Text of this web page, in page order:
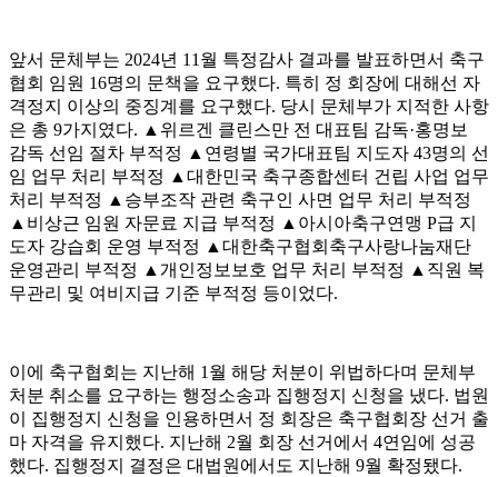
앞서 문체부는 2024년 11월 특정감사 결과를 발표하면서 축구
협회 임원 16명의 문책을 요구했다. 특히 정 회장에 대해선 자
격정지 이상의 중징계를 요구했다. 당시 문체부가 지적한 사항
은 총 9가지였다. ▲위르겐 클린스만 전 대표팀 감독·홍명보
감독 선임 절차 부적정 ▲연령별 국가대표팀 지도자 43명의 선
임 업무 처리 부적정 ▲대한민국 축구종합센터 건립 사업 업무
처리 부적정 ▲승부조작 관련 축구인 사면 업무 처리 부적정
▲비상근 임원 자문료 지급 부적정 ▲아시아축구연맹 P급 지
도자 강습회 운영 부적정 ▲대한축구협회축구사랑나눔재단
운영관리 부적정 ▲개인정보보호 업무 처리 부적정 ▲직원 복
무관리 및 여비지급 기준 부적정 등이었다.
이에 축구협회는 지난해 1월 해당 처분이 위법하다며 문체부
처분 취소를 요구하는 행정소송과 집행정지 신청을 냈다. 법원
이 집행정지 신청을 인용하면서 정 회장은 축구협회장 선거 출
마 자격을 유지했다. 지난해 2월 회장 선거에서 4연임에 성공
했다. 집행정지 결정은 대법원에서도 지난해 9월 확정됐다.